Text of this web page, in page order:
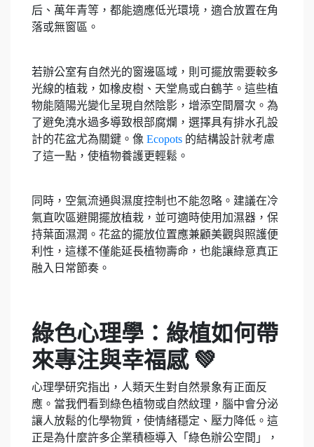
后、萬年青等，都能適應低光環境，適合放置在角
落或無窗區。
若辦公室有自然光的窗邊區域，則可擺放需要較多
光線的植栽，如橡皮樹、天堂鳥或白鶴芋。這些植
物能隨陽光變化呈現自然陰影，增添空間層次。為
了避免澆水過多導致根部腐爛，選擇具有排水孔設
計的花盆尤為關鍵。像 Ecopots 的結構設計就考慮
了這一點，使植物養護更輕鬆。
同時，空氣流通與濕度控制也不能忽略。建議在冷
氣直吹區避開擺放植栽，並可適時使用加濕器，保
持葉面濕潤。花盆的擺放位置應兼顧美觀與照護便
利性，這樣不僅能延長植物壽命，也能讓綠意真正
融入日常節奏。
綠色心理學：綠植如何帶
來專注與幸福感 💚
心理學研究指出，人類天生對自然景象有正面反
應。當我們看到綠色植物或自然紋理，腦中會分泌
讓人放鬆的化學物質，使情緒穩定、壓力降低。這
正是為什麼許多企業積極導入「綠色辦公空間」，